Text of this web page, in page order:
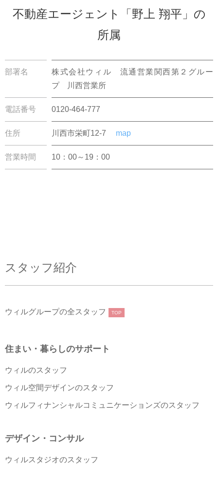
不動産エージェント「野上 翔平」の
所属
部署名
株式会社ウィル 流通営業関西第２グルー
プ 川西営業所
電話番号 0120-464-777
住所 川西市栄町12-7 map
営業時間 10：00～19：00
スタッフ紹介
ウィルグループの全スタッフ TOP
住まい・暮らしのサポート
ウィルのスタッフ
ウィル空間デザインのスタッフ
ウィルフィナンシャルコミュニケーションズのスタッフ
デザイン・コンサル
ウィルスタジオのスタッフ